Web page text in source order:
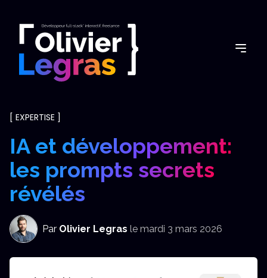
[ EXPERTISE ]
IA et développement:
les prompts secrets
révélés
Par Olivier Legras le mardi 3 mars 2026